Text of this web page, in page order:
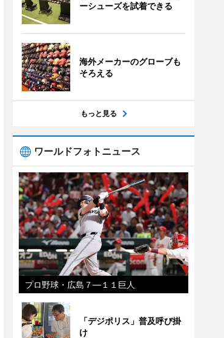
ーシューズを試着できる
海外メーカーのグローブも
そろえる
もっと見る
ワールドフォトニュース
プロ野球・広島７―１１巨人
「デジポリス」普及呼び掛
け